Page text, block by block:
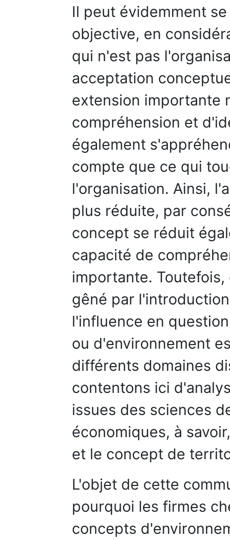
Il peut évidemment
objective, en
qui n'est pas
acceptation
extension importante
compréhension et
également
compte que ce qui
l'organisation. Ainsi,
plus réduite, par
concept se réduit
capacité de
importante.
gêné par
l'influence en
ou d'environnement
différents domaines
contentons ici
issues des sciences
économiques, à
et le concept de
L'objet de cette
pourquoi les firmes
concepts